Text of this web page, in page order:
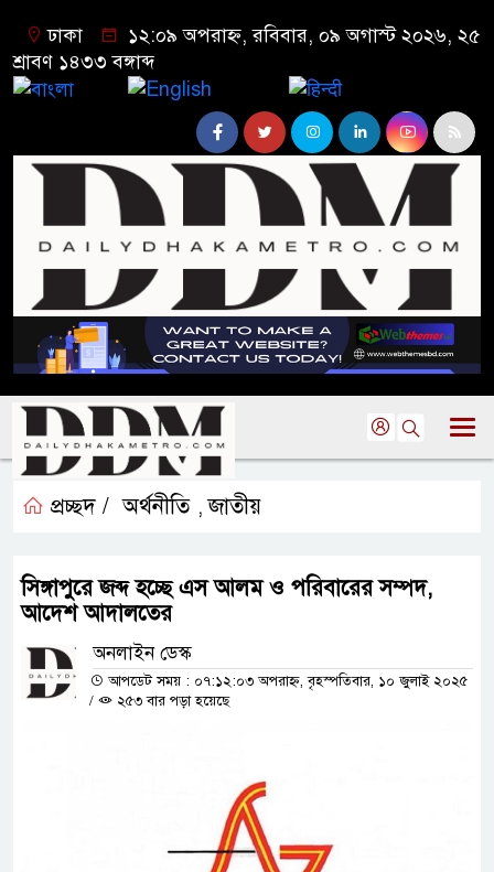
ঢাকা
১২:০৯ অপরাহ্ন, রবিবার, ০৯ অগাস্ট ২০২৬, ২৫
শ্রাবণ ১৪৩৩ বঙ্গাব্দ
প্রচ্ছদ / অর্থনীতি ,জাতীয়
সিঙ্গাপুরে জব্দ হচ্ছে এস আলম ও পরিবারের সম্পদ,
আদেশ আদালতের
অনলাইন ডেস্ক
আপডেট সময় : ০৭:১২:০৩ অপরাহ্ন, বৃহস্পতিবার, ১০ জুলাই ২০২৫
/
২৫৩ বার পড়া হয়েছে